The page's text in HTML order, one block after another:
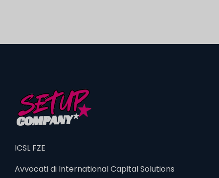
ICSL FZE
Avvocati di International Capital Solutions